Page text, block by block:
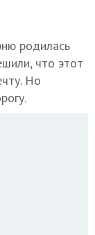
родилась
что этот
Но